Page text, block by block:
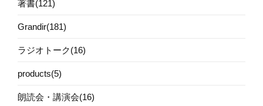
著書(121)
Grandir(181)
ラジオトーク(16)
products(5)
朗読会・講演会(16)